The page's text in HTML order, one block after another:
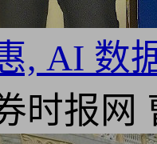
, AI 数
时报网